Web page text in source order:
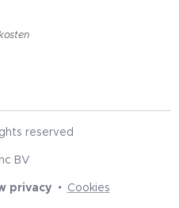
reserved
BV
privacy
Cookies